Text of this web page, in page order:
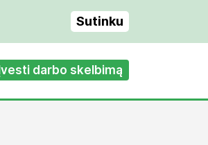
Sutinku
Įvesti darbo skelbimą